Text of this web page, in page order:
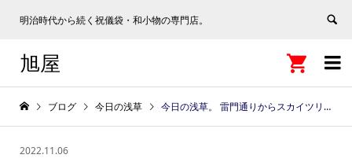
明治時代から続く祝儀袋・和小物の専門店。

旭屋 
ブログ 今日の浅草 今日の浅草。 雷門通りからスカイツリーをみたらお月さまが光り輝いていました。もうすぐ満月ですね。#正しく恐れてしっかり対策お願いします #浅草 #asakusa #tokyo #japan #ウィズコロナ https://e-asakusa.jp
2022.11.06